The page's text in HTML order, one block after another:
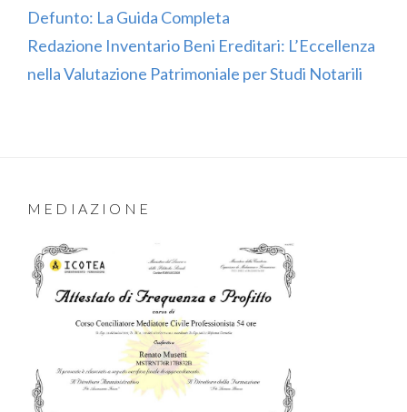
Defunto: La Guida Completa
Redazione Inventario Beni Ereditari: L’Eccellenza
nella Valutazione Patrimoniale per Studi Notarili
MEDIAZIONE